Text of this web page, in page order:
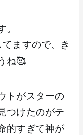
。
ますので、き
ね🥰
トがスターの
つけたのがテ
的すぎて神が